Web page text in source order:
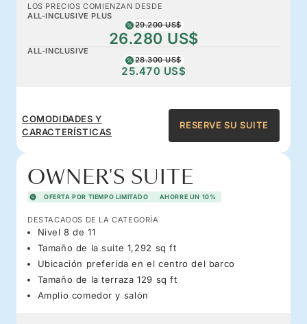
LOS PRECIOS COMIENZAN DESDE
ALL-INCLUSIVE PLUS
29.200 US$
26.280 US$
ALL-INCLUSIVE
28.300 US$
25.470 US$
COMODIDADES Y
CARACTERÍSTICAS
RESERVE SU SUITE
OWNER'S SUITE
OFERTA POR TIEMPO LIMITADO AHORRE UN 10%
DESTACADOS DE LA CATEGORÍA
Nivel 8 de 11
Tamaño de la suite 1,292 sq ft
Ubicación preferida en el centro del barco
Tamaño de la terraza 129 sq ft
Amplio comedor y salón